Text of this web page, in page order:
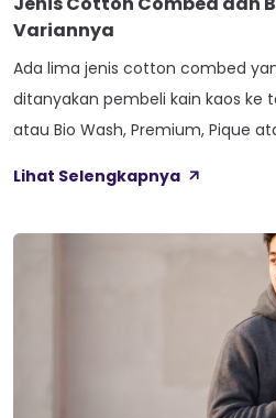
Variannya
Ada lima jenis cotton combed
ditanyakan pembeli kain kaos ke
atau Bio Wash, Premium, Pique
benang atau jenis rajutan, bukan
Lihat Selengkapnya